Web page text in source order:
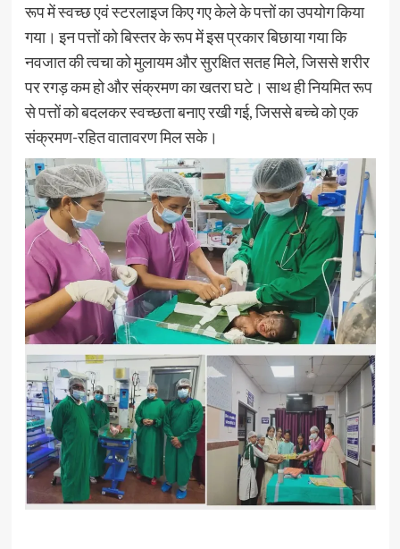
रूप में स्वच्छ एवं स्टरलाइज किए गए केले के पत्तों का उपयोग किया
गया। इन पत्तों को बिस्तर के रूप में इस प्रकार बिछाया गया कि
नवजात की त्वचा को मुलायम और सुरक्षित सतह मिले, जिससे शरीर
पर रगड़ कम हो और संक्रमण का खतरा घटे। साथ ही नियमित रूप
से पत्तों को बदलकर स्वच्छता बनाए रखी गई, जिससे बच्चे को एक
संक्रमण-रहित वातावरण मिल सके।